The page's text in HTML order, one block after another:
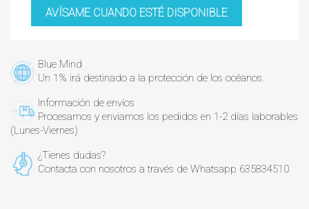
AVÍSAME CUANDO ESTÉ DISPONIBLE
Blue Mind
Un 1% irá destinado a la protección de los océanos.
Información de envíos
Procesamos y enviamos los pedidos en 1-2 días laborables
(Lunes-Viernes)
¿Tienes dudas?
Contacta con nosotros a través de Whatsapp 635834510